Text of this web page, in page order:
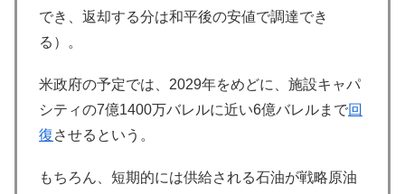
でき、返却する分は和平後の安値で調達でき
る）。
米政府の予定では、2029年をめどに、施設キャパ
シティの7億1400万バレルに近い6億バレルまで回
復させるという。
もちろん、短期的には供給される石油が戦略原油